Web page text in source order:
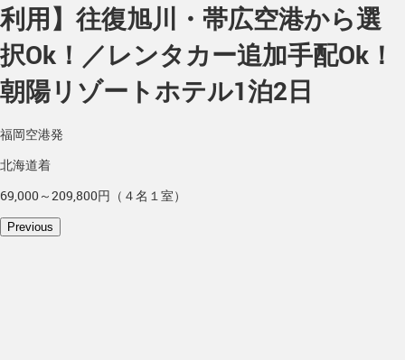
利用】往復旭川・帯広空港から選
択Ok！／レンタカー追加手配Ok！
朝陽リゾートホテル1泊2日
福岡空港発
北海道着
69,000～209,800円（４名１室）
Previous